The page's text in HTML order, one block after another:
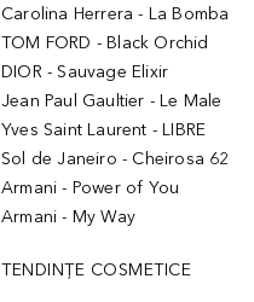
Carolina Herrera - La Bomba
TOM FORD - Black Orchid
DIOR - Sauvage Elixir
Jean Paul Gaultier - Le Male
Yves Saint Laurent - LIBRE
Sol de Janeiro - Cheirosa 62
Armani - Power of You
Armani - My Way
TENDINȚE COSMETICE